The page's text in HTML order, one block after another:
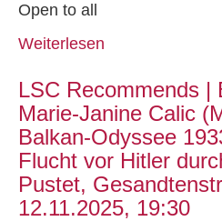
Open to all
Weiterlesen
LSC Recommends |
Marie-Janine Calic
Balkan-Odyssee
Flucht vor Hitler
Pustet,
12.11.2025, 19:30